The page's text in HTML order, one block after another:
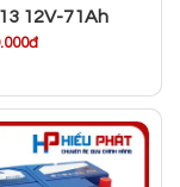
12V-71Ah